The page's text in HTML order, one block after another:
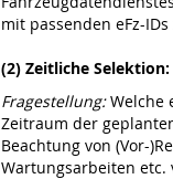
mit passenden eFz-
(2) Zeitliche Selektion:
Fragestellung:Welche
Zeitraum der
Beachtung von (Vor-
Wartungsarbeiten etc.